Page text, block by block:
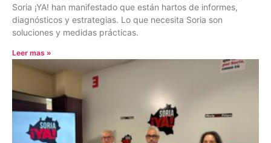
Soria ¡YA! han manifestado que están hartos de informes,
diagnósticos y estrategias. Lo que necesita Soria son
soluciones y medidas prácticas.
Leer mas »